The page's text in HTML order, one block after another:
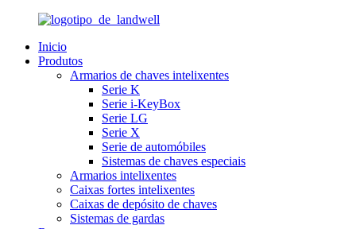
Inicio
Produtos
Armarios de chaves intelixentes
Serie K
Serie i-KeyBox
Serie LG
Serie X
Serie de automóbiles
Sistemas de chaves especiais
Armarios intelixentes
Caixas fortes intelixentes
Caixas de depósito de chaves
Sistemas de gardas